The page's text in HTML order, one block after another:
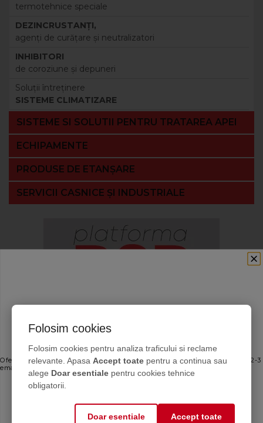
termotehnice speciale
DEZINCRUSTANŢI,
agenţi de curăţare şi neutralizatori
INHIBITORI
de coroziune şi depuneri
Soluţii întreţinere
SISTEME CLIMATIZARE
SISTEME SI SOLUTII PENTRU TRATAREA APEI
ECHIPAMENTE
PRODUSE DE ETANȘARE
SERVICII CASNICE ȘI INDUSTRIALE
Folosim cookies
Folosim cookies pentru analiza traficului si reclame
relevante. Apasa Accept toate pentru a continua sau
alege Doar esentiale pentru cookies tehnice
obligatorii.
Doar esentiale Accept toate
Ofertele bune, direct în inbox
Oferte personalizate și sfaturi de întreținere direct de la producător. Maximum 2-3
emailuri pe lună — fără spam.